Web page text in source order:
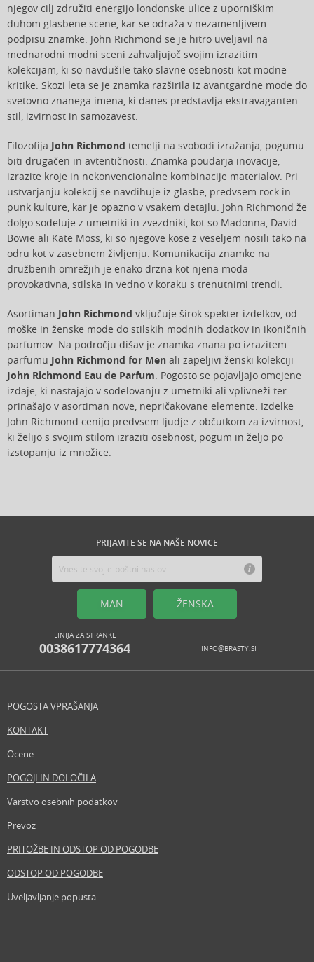
njegov cilj združiti energijo londonske ulice z uporniškim
duhom glasbene scene, kar se odraža v nezamenljivem
podpisu znamke. John Richmond se je hitro uveljavil na
mednarodni modni sceni zahvaljujoč svojim izrazitim
kolekcijam, ki so navdušile tako slavne osebnosti kot modne
kritike. Skozi leta se je znamka razširila iz avantgardne mode do
svetovno znanega imena, ki danes predstavlja ekstravaganten
stil, izvirnost in samozavest.
Filozofija John Richmond temelji na svobodi izražanja, pogumu
biti drugačen in avtentičnosti. Znamka poudarja inovacije,
izrazite kroje in nekonvencionalne kombinacije materialov. Pri
ustvarjanju kolekcij se navdihuje iz glasbe, predvsem rock in
punk kulture, kar je opazno v vsakem detajlu. John Richmond že
dolgo sodeluje z umetniki in zvezdniki, kot so Madonna, David
Bowie ali Kate Moss, ki so njegove kose z veseljem nosili tako na
odru kot v zasebnem življenju. Komunikacija znamke na
družbenih omrežjih je enako drzna kot njena moda –
provokativna, stilska in vedno v koraku s trenutnimi trendi.
Asortiman John Richmond vključuje širok spekter izdelkov, od
moške in ženske mode do stilskih modnih dodatkov in ikoničnih
parfumov. Na področju dišav je znamka znana po izrazitem
parfumu John Richmond for Men ali zapeljivi ženski kolekciji
John Richmond Eau de Parfum. Pogosto se pojavljajo omejene
izdaje, ki nastajajo v sodelovanju z umetniki ali vplivneži ter
prinašajo v asortiman nove, nepričakovane elemente. Izdelke
John Richmond cenijo predvsem ljudje z občutkom za izvirnost,
ki želijo s svojim stilom izraziti osebnost, pogum in željo po
izstopanju iz množice.
PRIJAVITE SE NA NAŠE NOVICE
MAN ŽENSKA
LINIJA ZA STRANKE
0038617774364 INFO@BRASTY.SI
POGOSTA VPRAŠANJA
KONTAKT
Ocene
POGOJI IN DOLOČILA
Varstvo osebnih podatkov
Prevoz
PRITOŽBE IN ODSTOP OD POGODBE
ODSTOP OD POGODBE
Uveljavljanje popusta